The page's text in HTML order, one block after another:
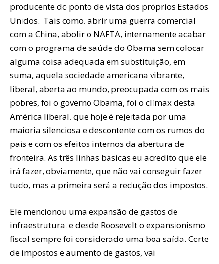
producente do ponto de vista dos próprios Estados
Unidos. Tais como, abrir uma guerra comercial
com a China, abolir o NAFTA, internamente acabar
com o programa de saúde do Obama sem colocar
alguma coisa adequada em substituição, em
suma, aquela sociedade americana vibrante,
liberal, aberta ao mundo, preocupada com os mais
pobres, foi o governo Obama, foi o clímax desta
América liberal, que hoje é rejeitada por uma
maioria silenciosa e descontente com os rumos do
país e com os efeitos internos da abertura de
fronteira. As três linhas básicas eu acredito que ele
irá fazer, obviamente, que não vai conseguir fazer
tudo, mas a primeira será a redução dos impostos.
Ele mencionou uma expansão de gastos de
infraestrutura, e desde Roosevelt o expansionismo
fiscal sempre foi considerado uma boa saída. Corte
de impostos e aumento de gastos, vai